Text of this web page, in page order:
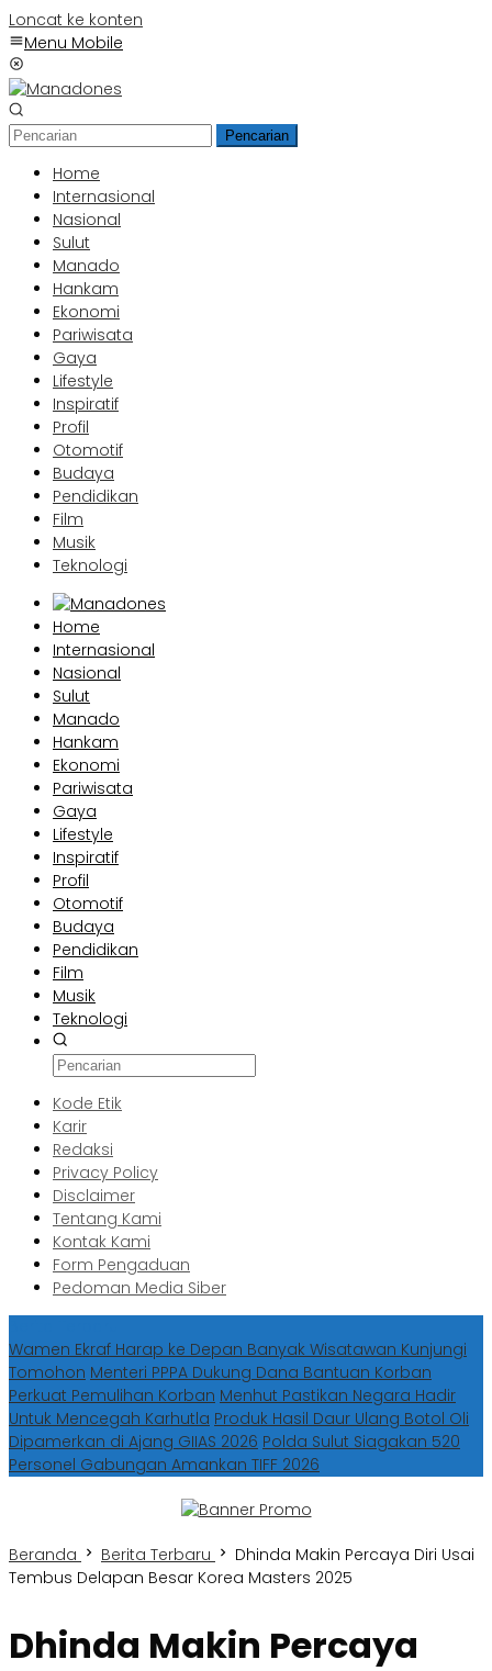
Loncat ke konten
Menu Mobile
Pencarian
Home
Internasional
Nasional
Sulut
Manado
Hankam
Ekonomi
Pariwisata
Gaya
Lifestyle
Inspiratif
Profil
Otomotif
Budaya
Pendidikan
Film
Musik
Teknologi
Home
Internasional
Nasional
Sulut
Manado
Hankam
Ekonomi
Pariwisata
Gaya
Lifestyle
Inspiratif
Profil
Otomotif
Budaya
Pendidikan
Film
Musik
Teknologi
Kode Etik
Karir
Redaksi
Privacy Policy
Disclaimer
Tentang Kami
Kontak Kami
Form Pengaduan
Pedoman Media Siber
Wamen Ekraf Harap ke Depan Banyak Wisatawan Kunjungi
Tomohon Menteri PPPA Dukung Dana Bantuan Korban
Perkuat Pemulihan Korban Menhut Pastikan Negara Hadir
Untuk Mencegah Karhutla Produk Hasil Daur Ulang Botol Oli
Dipamerkan di Ajang GIIAS 2026 Polda Sulut Siagakan 520
Personel Gabungan Amankan TIFF 2026
Beranda Berita Terbaru
Dhinda Makin Percaya Diri Usai
Tembus Delapan Besar Korea Masters 2025
Dhinda Makin Percaya